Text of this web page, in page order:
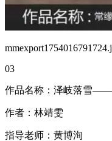
03
作品名称：泽岐落雪——
作者：林靖雯
指导老师：黄博洵